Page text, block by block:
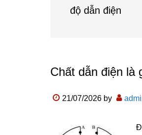
độ dẫn điện
Chất dẫn điện là
21/07/2026 by